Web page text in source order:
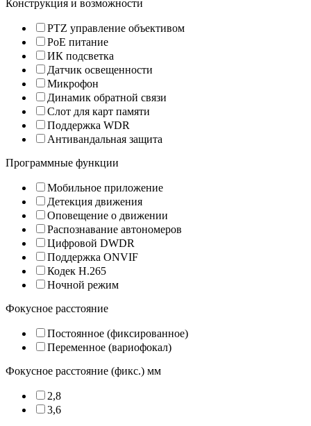
Конструкция и возможности
PTZ управление объективом
PoE питание
ИК подсветка
Датчик освещенности
Микрофон
Динамик обратной связи
Слот для карт памяти
Поддержка WDR
Антивандальная защита
Программные функции
Мобильное приложение
Детекция движения
Оповещение о движении
Распознавание автономеров
Цифровой DWDR
Поддержка ONVIF
Кодек H.265
Ночной режим
Фокусное расстояние
Постоянное (фиксированное)
Переменное (вариофокал)
Фокусное расстояние (фикс.) мм
2,8
3,6